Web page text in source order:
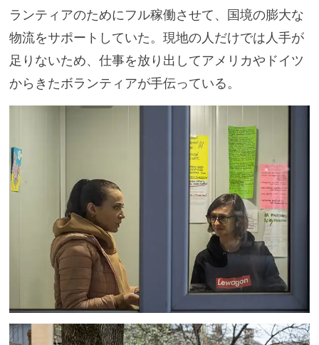
ランティアのためにフル稼働させて、国境の膨大な
物流をサポートしていた。現地の人だけでは人手が
足りないため、仕事を放り出してアメリカやドイツ
からきたボランティアが手伝っている。